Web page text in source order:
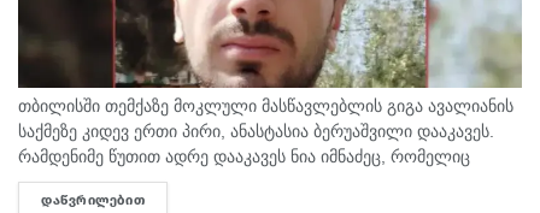
თბილისში თემქაზე მოკლული მასწავლებლის გიგა ავალიანის
საქმეზე კიდევ ერთი პირი, ანასტასია ბერუაშვილი დააკავეს.
რამდენიმე წუთით ადრე დააკავეს ნია იმნაძეც, რომელიც
ავალიანის საქმეზე მთავარი მსჯავრდებულის, ალექსანდრე
გაბაშვილის შეყვარებულია. პირველების...
ᲓᲐᲬᲕᲠᲘᲚᲔᲑᲘᲗ